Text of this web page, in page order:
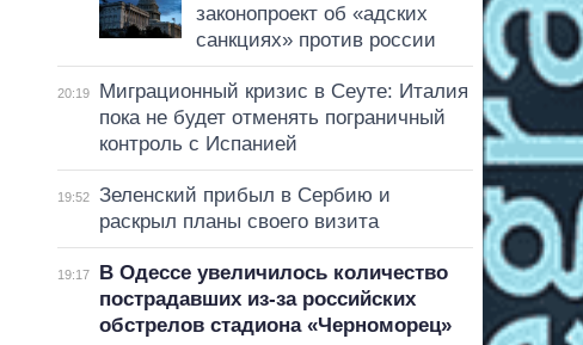
законопроект об «адских
санкциях» против россии
20:19
Миграционный кризис в Сеуте: Италия
пока не будет отменять пограничный
контроль с Испанией
19:52
Зеленский прибыл в Сербию и
раскрыл планы своего визита
19:17
В Одессе увеличилось количество
пострадавших из-за российских
обстрелов стадиона «Черноморец»